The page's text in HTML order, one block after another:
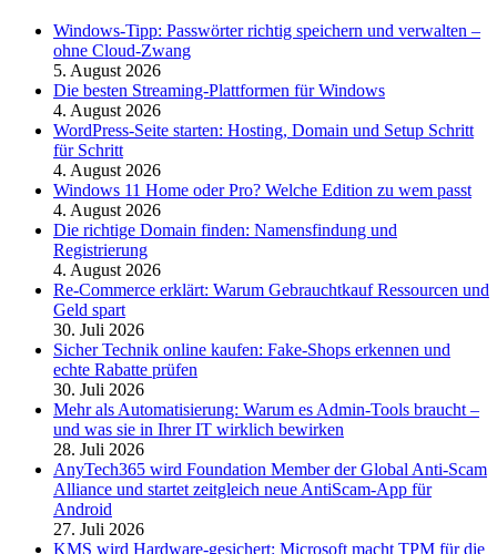
Windows-Tipp: Passwörter richtig speichern und verwalten –
ohne Cloud-Zwang
5. August 2026
Die besten Streaming-Plattformen für Windows
4. August 2026
WordPress-Seite starten: Hosting, Domain und Setup Schritt
für Schritt
4. August 2026
Windows 11 Home oder Pro? Welche Edition zu wem passt
4. August 2026
Die richtige Domain finden: Namensfindung und
Registrierung
4. August 2026
Re-Commerce erklärt: Warum Gebrauchtkauf Ressourcen und
Geld spart
30. Juli 2026
Sicher Technik online kaufen: Fake-Shops erkennen und
echte Rabatte prüfen
30. Juli 2026
Mehr als Automatisierung: Warum es Admin-Tools braucht –
und was sie in Ihrer IT wirklich bewirken
28. Juli 2026
AnyTech365 wird Foundation Member der Global Anti-Scam
Alliance und startet zeitgleich neue AntiScam-App für
Android
27. Juli 2026
KMS wird Hardware-gesichert: Microsoft macht TPM für die